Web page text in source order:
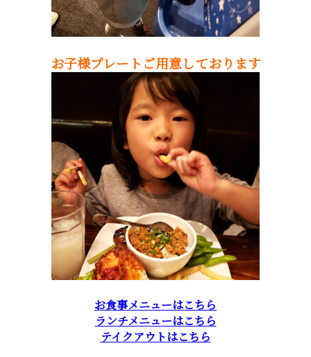
お子様プレートご用意しております
お食事メニューはこちら
ランチメニューはこちら
テイクアウトはこちら